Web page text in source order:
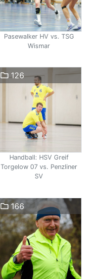
Pasewalker HV vs. TSG
Wismar
126
Handball: HSV Greif
Torgelow 07 vs. Penzliner
SV
166